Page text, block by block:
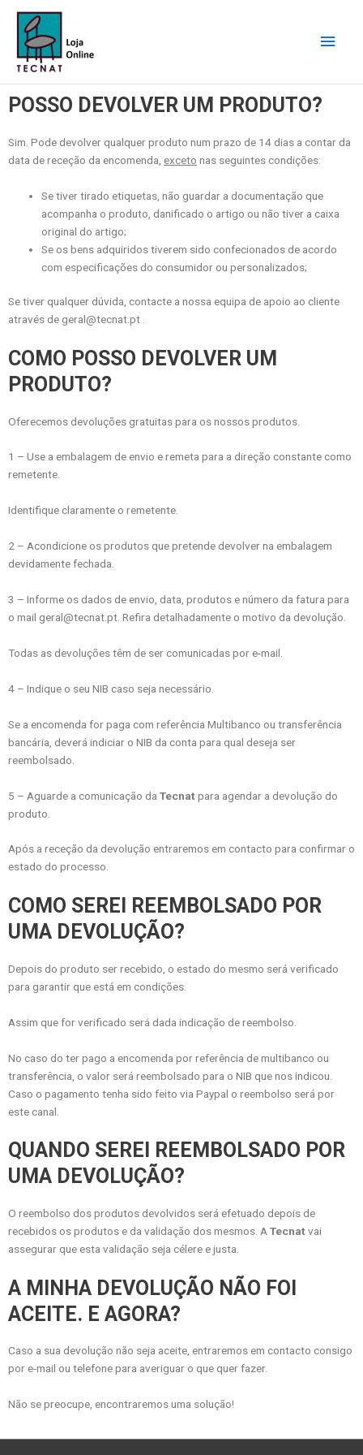
content
POSSO DEVOLVER UM PRODUTO?
Sim. Pode devolver qualquer produto num prazo de 14 dias a contar da
data de receção da encomenda, exceto nas seguintes condições:
Se tiver tirado etiquetas, não guardar a documentação que
acompanha o produto, danificado o artigo ou não tiver a caixa
original do artigo;
Se os bens adquiridos tiverem sido confecionados de acordo
com especificações do consumidor ou personalizados;
Se tiver qualquer dúvida, contacte a nossa equipa de apoio ao cliente
através de geral@tecnat.pt .
COMO POSSO DEVOLVER UM
PRODUTO?
Oferecemos devoluções gratuitas para os nossos produtos.
1 – Use a embalagem de envio e remeta para a direção constante como
remetente.
Identifique claramente o remetente.
2 – Acondicione os produtos que pretende devolver na embalagem
devidamente fechada.
3 – Informe os dados de envio, data, produtos e número da fatura para
o mail geral@tecnat.pt. Refira detalhadamente o motivo da devolução.
Todas as devoluções têm de ser comunicadas por e-mail.
4 – Indique o seu NIB caso seja necessário.
Se a encomenda for paga com referência Multibanco ou transferência
bancária, deverá indiciar o NIB da conta para qual deseja ser
reembolsado.
5 – Aguarde a comunicação da Tecnat para agendar a devolução do
produto.
Após a receção da devolução entraremos em contacto para confirmar o
estado do processo.
COMO SEREI REEMBOLSADO POR
UMA DEVOLUÇÃO?
Depois do produto ser recebido, o estado do mesmo será verificado
para garantir que está em condições.
Assim que for verificado será dada indicação de reembolso.
No caso do ter pago a encomenda por referência de multibanco ou
transferência, o valor será reembolsado para o NIB que nos indicou.
Caso o pagamento tenha sido feito via Paypal o reembolso será por
este canal.
QUANDO SEREI REEMBOLSADO POR
UMA DEVOLUÇÃO?
O reembolso dos produtos devolvidos será efetuado depois de
recebidos os produtos e da validação dos mesmos. A Tecnat vai
assegurar que esta validação seja célere e justa.
A MINHA DEVOLUÇÃO NÃO FOI
ACEITE. E AGORA?
Caso a sua devolução não seja aceite, entraremos em contacto consigo
por e-mail ou telefone para averiguar o que quer fazer.
Não se preocupe, encontraremos uma solução!